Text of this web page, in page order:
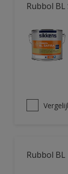
Rubbol BL
Rubbol BL